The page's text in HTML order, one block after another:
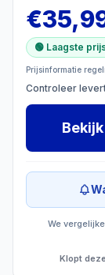
€
🟢 Laagste
Prijsinformatie
Controleer
We
Klopt